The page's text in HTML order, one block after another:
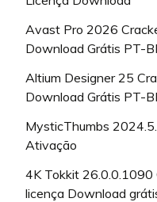
Avast Pro 2026
Download Grátis PT-
Altium Designer 25
Download Grátis PT-
MysticThumbs
Ativação
4K Tokkit 26.0.0.1090
licença Download